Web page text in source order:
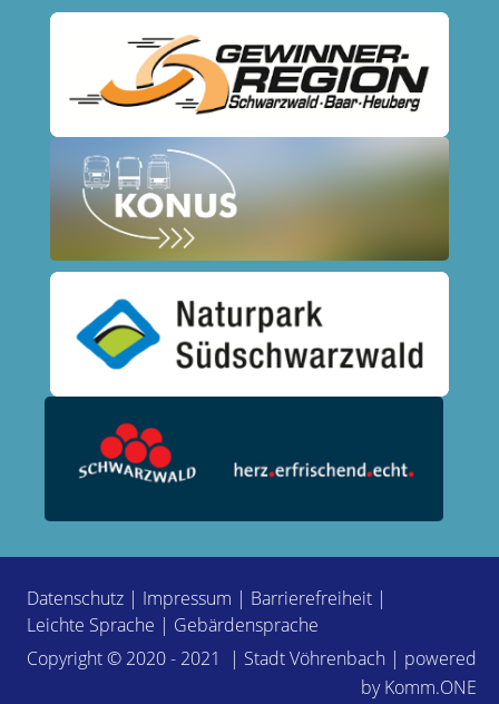
Datenschutz | Impressum | Barrierefreiheit |
Leichte Sprache | Gebärdensprache
Copyright © 2020 - 2021 | Stadt Vöhrenbach | powered
byKomm.ONE